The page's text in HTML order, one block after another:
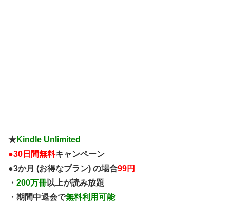
★Kindle Unlimited
●30日間無料キャンペーン
●3か月 (お得なプラン) の場合99円
・ 200万冊以上が読み放題
・期間中退会で無料利用可能